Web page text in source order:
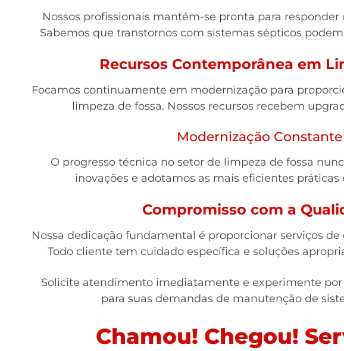
Nossos profissionais mantém-se pronta para
Sabemos que transtornos com sistemas sépticos
Recursos Contemporânea em
Focamos continuamente em modernização para
limpeza de fossa. Nossos recursos recebem
Modernização Constante
O progresso técnica no setor de limpeza de fossa
inovações e adotamos as mais eficientes práticas
Compromisso com a
Nossa dedicação fundamental é proporcionar serviços
Todo cliente tem cuidado específica e soluções
Solicite atendimento imediatamente e experimente por
para suas demandas de manutenção de
Chamou! Chegou!